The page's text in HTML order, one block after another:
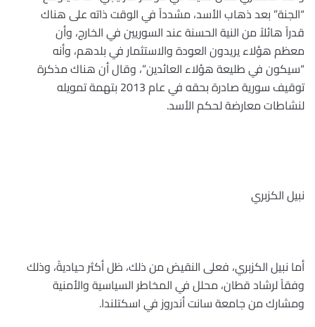
“الجنة” بعد ذهاب الأسد، مشدداً في الوقت ذاته على هناك
قدراً هائلاً من النية الحسنة عند السوريين في الخارج، وأن
معظم هؤلاء يريدون العودة والاستثمار في بلدهم، وأنه
“سيكون في طليعة هؤلاء العائدين”، وقال أن هناك مذكرة
توقيف سورية صادرة بحقه في عام 2013 بتهمة تمويله
لنشاطات معارضة لحكم الأسد.
نبيل الكزبري
أما نبيل الكزبري، فعلى النقيض من ذلك، ظل أكثر حياديةً، وذلك
وفقاً لرشاد قطان، محلل في المخاطر السياسية والأمنية
ومشارك من جامعة سانت أندروز في اسكتلندا.